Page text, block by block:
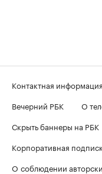
Контактная информация
Вечерний РБК
О
Скрыть баннеры на РБК
Корпоративная
О соблюдении